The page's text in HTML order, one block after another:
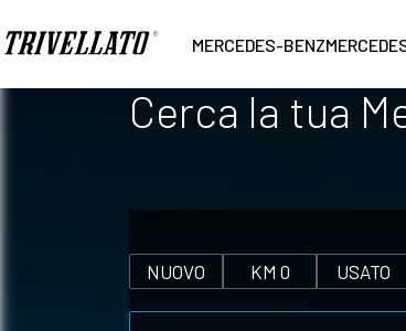
MERCEDES-BENZ
Cerca la tua
NUOVO KM 0 USATO